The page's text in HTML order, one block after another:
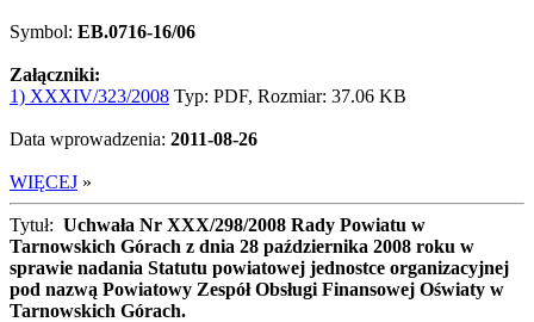
Symbol: EB.0716-16/06
Załączniki:
1) XXXIV/323/2008 Typ: PDF, Rozmiar: 37.06 KB
Data wprowadzenia: 2011-08-26
WIĘCEJ »
Tytuł: Uchwała Nr XXX/298/2008 Rady Powiatu w
Tarnowskich Górach z dnia 28 października 2008 roku w
sprawie nadania Statutu powiatowej jednostce organizacyjnej
pod nazwą Powiatowy Zespół Obsługi Finansowej Oświaty w
Tarnowskich Górach.